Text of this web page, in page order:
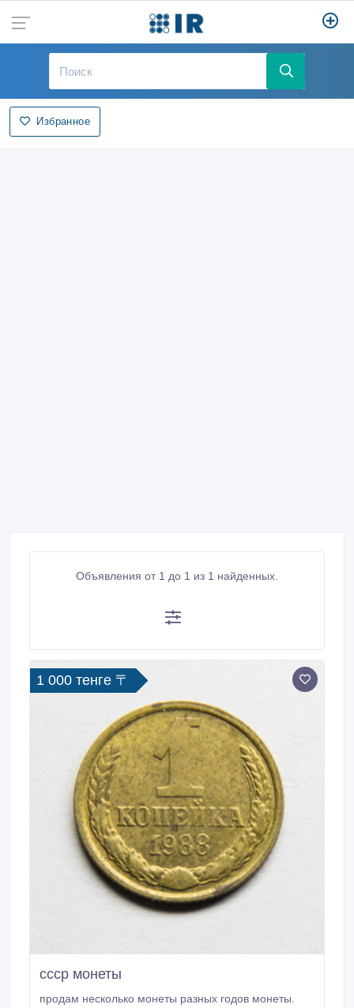
Избранное
Объявления от 1 до 1 из 1 найденных.
1 000 тенге 〒
ссср монеты
продам несколько монеты разных годов монеты.